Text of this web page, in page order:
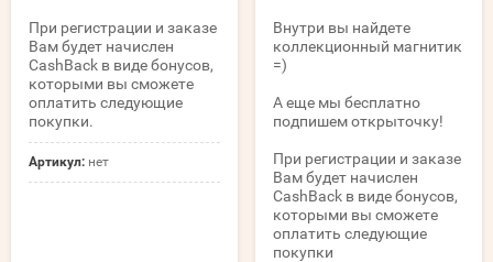
При регистрации и заказе
Вам будет начислен
CashBack в виде бонусов,
которыми вы сможете
оплатить следующие
покупки.
Артикул: нет
Внутри вы найдете
коллекционный магнитик
=)
А еще мы бесплатно
подпишем открыточку!
При регистрации и заказе
Вам будет начислен
CashBack в виде бонусов,
которыми вы сможете
оплатить следующие
покупки